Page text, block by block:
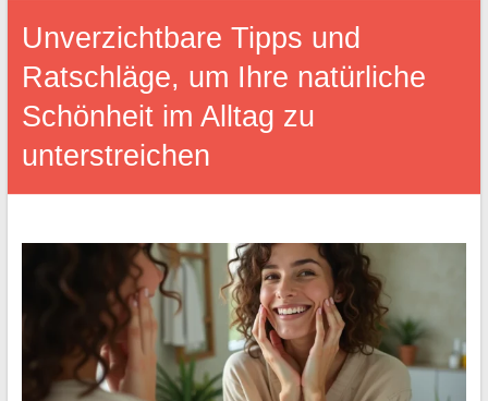
Unverzichtbare Tipps und
Ratschläge, um Ihre natürliche
Schönheit im Alltag zu
unterstreichen